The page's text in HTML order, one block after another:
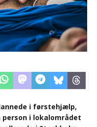
i førstehjælp,
person i lokalområdet